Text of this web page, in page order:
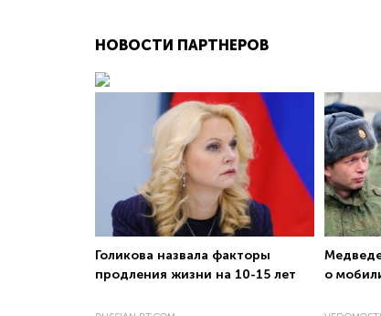
НОВОСТИ ПАРТНЕРОВ
Голикова назвала факторы
продления жизни на 10-15 лет
о